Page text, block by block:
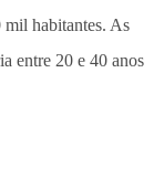
mil habitantes. As
entre 20 e 40 anos